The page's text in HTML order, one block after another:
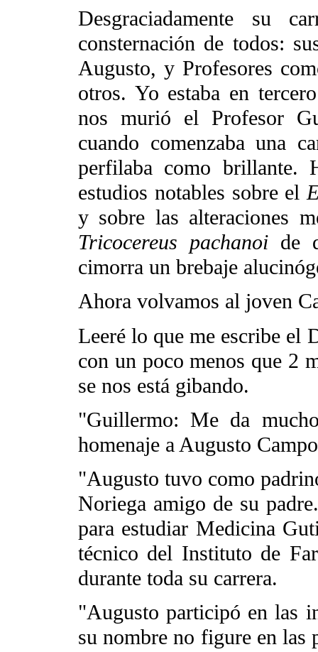
Desgraciadamente su
consternación de todos:
Augusto, y Profesores
otros. Yo estaba en
nos murió el Profesor
cuando comenzaba una
perfilaba como brillante.
estudios notables sobre el
y sobre las alteraciones
Tricocereus pachanoi de
cimorra un brebaje
Ahora volvamos al joven
Leeré lo que me escribe el
con un poco menos que 2
se nos está gibando.
"Guillermo: Me da
homenaje a Augusto
"Augusto tuvo como
Noriega amigo de su
para estudiar Medicina
técnico del Instituto de
durante toda su carrera.
"Augusto participó en las
su nombre no figure en las